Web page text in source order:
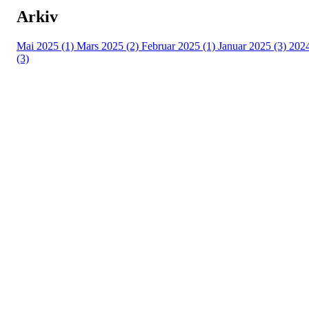
Arkiv
Mai 2025 (1) Mars 2025 (2) Februar 2025 (1) Januar 2025 (3)
(3)